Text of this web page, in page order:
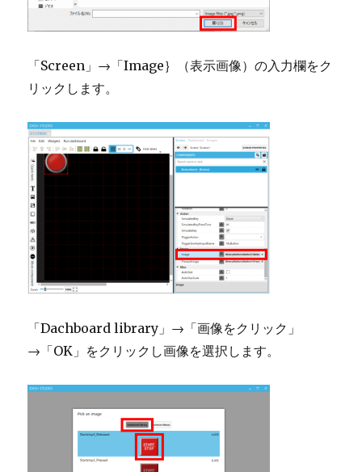
「Screen」→「Image｝（表示画像）の入力欄をク
リックします。
「Dachboard library」→「画像をクリック」
→「OK」をクリックし画像を選択します。